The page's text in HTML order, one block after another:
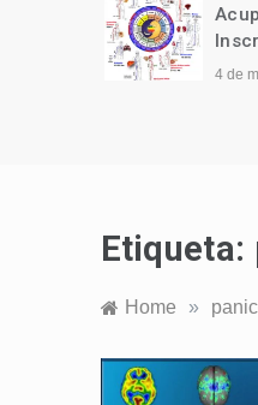
4 de
Etiqueta:
Home »